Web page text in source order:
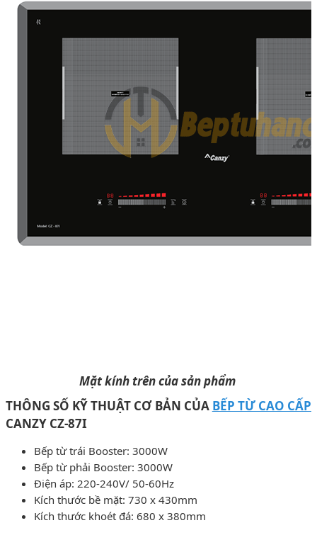
Mặt kính trên của sản phẩm
THÔNG SỐ KỸ THUẬT CƠ BẢN CỦA BẾP TỪ CAO CẤP
CANZY CZ-87I
Bếp từ trái Booster: 3000W
Bếp từ phải Booster: 3000W
Điện áp: 220-240V/ 50-60Hz
Kích thước bề mặt: 730 x 430mm
Kích thước khoét đá: 680 x 380mm